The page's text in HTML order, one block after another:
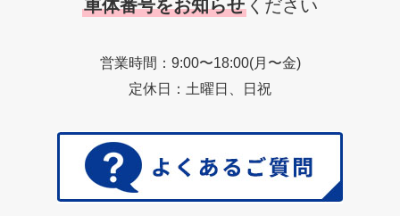
車体番号をお知らせ ください
営業時間：9:00〜18:00(月〜金)
定休日：土曜日、日祝